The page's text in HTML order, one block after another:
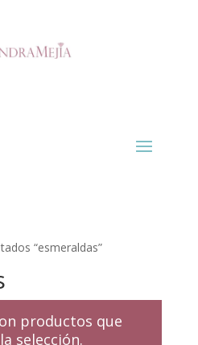
“esmeraldas”
productos que
selección.